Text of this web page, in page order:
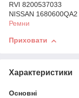
RVI 8200537033
NISSAN 1680600QA2
Ремни
Приховати
Характеристики
Основні